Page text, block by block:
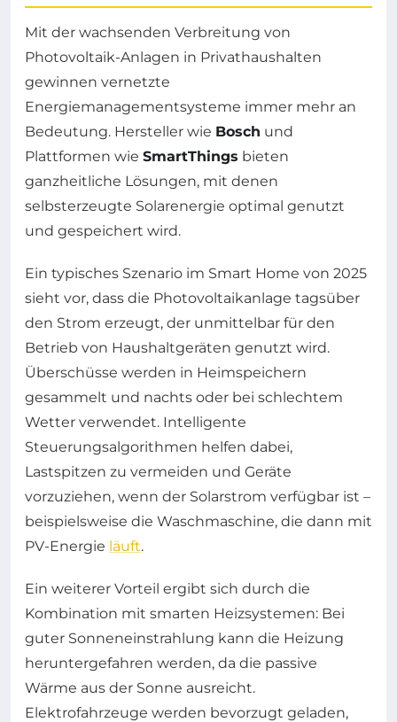
Mit der wachsenden Verbreitung von
Photovoltaik-Anlagen in Privathaushalten
gewinnen vernetzte
Energiemanagementsysteme immer mehr an
Bedeutung. Hersteller wie Bosch und
Plattformen wie SmartThings bieten
ganzheitliche Lösungen, mit denen
selbsterzeugte Solarenergie optimal genutzt
und gespeichert wird.
Ein typisches Szenario im Smart Home von 2025
sieht vor, dass die Photovoltaikanlage tagsüber
den Strom erzeugt, der unmittelbar für den
Betrieb von Haushaltgeräten genutzt wird.
Überschüsse werden in Heimspeichern
gesammelt und nachts oder bei schlechtem
Wetter verwendet. Intelligente
Steuerungsalgorithmen helfen dabei,
Lastspitzen zu vermeiden und Geräte
vorzuziehen, wenn der Solarstrom verfügbar ist –
beispielsweise die Waschmaschine, die dann mit
PV-Energie läuft.
Ein weiterer Vorteil ergibt sich durch die
Kombination mit smarten Heizsystemen: Bei
guter Sonneneinstrahlung kann die Heizung
heruntergefahren werden, da die passive
Wärme aus der Sonne ausreicht.
Elektrofahrzeuge werden bevorzugt geladen,